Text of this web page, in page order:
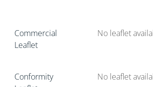
Commercial
Leaflet
No leaflet
Conformity
No leaflet